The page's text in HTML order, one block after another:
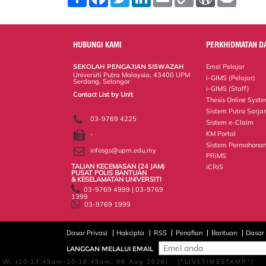
W, (10:13:49am-10:18:49am, 08 Aug 2026) [*LIVETIMESTAMP*]
o
o
w
m
r
e
s
HUBUNGI KAMI
SEKOLAH PENGAJIAN SISWAZAH
Universiti Putra Malaysia, 43400 UPM
Serdang, Selangor
Contact List by Unit
Staff and Services
03-9769 4225
-
infosgs@upm.edu.my
TALIAN KECEMASAN (24 JAM)
PUSAT POLIS BANTUAN
& KESELAMATAN UNIVERSITI
03-9769 4999 | 03-9769
1399
03-9769 1999
PERKHIDMATAN
Emel Pelajar
i-GIMS (Pelajar)
i-GIMS (Staff)
Thesis Online
Sistem Putra
Sistem e-Claim
KM Portal
Sistem
PRiMS
iCRiS
Dasar Privasi Hakcipta RSS Penafian Bantuan
Dasar